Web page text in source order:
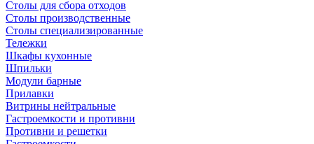
Столы для сбора отходов
Столы производственные
Столы специализированные
Тележки
Шкафы кухонные
Шпильки
Модули барные
Прилавки
Витрины нейтральные
Гастроемкости и противни
Противни и решетки